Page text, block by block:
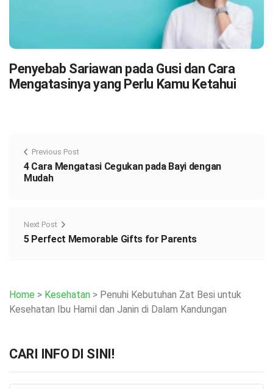
Penyebab Sariawan pada Gusi dan Cara
Mengatasinya yang Perlu Kamu Ketahui
Previous Post
4 Cara Mengatasi Cegukan pada Bayi dengan
Mudah
Next Post
5 Perfect Memorable Gifts for Parents
Home > Kesehatan > Penuhi Kebutuhan Zat Besi untuk
Kesehatan Ibu Hamil dan Janin di Dalam Kandungan
CARI INFO DI SINI!